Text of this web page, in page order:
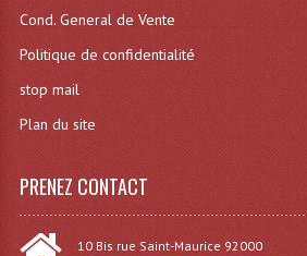
Cond. General de Vente
Politique de confidentialité
stop mail
Plan du site
PRENEZ CONTACT
10 Bis rue Saint-Maurice 92000